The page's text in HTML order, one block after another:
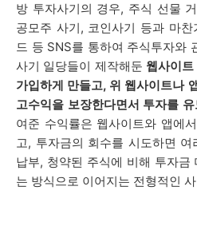
방 투자사기의 경우, 주식 선물
공모주 사기, 코인사기 등과 마
드 등 SNS를 통하여 주식투자와
사기 일당들이 제작해둔 웹사이
가입하게 만들고, 위 웹사이트나
고수익을 보장한다면서 투자를
여준 수익률은 웹사이트와 앱에
고, 투자금의 회수를 시도하면
납부, 청약된 주식에 비해 투자금
는 방식으로 이어지는 전형적인